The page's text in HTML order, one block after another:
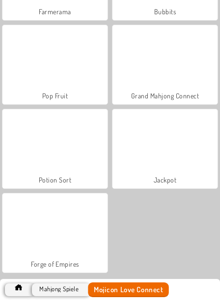
Farmerama Bubbits
Pop Fruit Grand Mahjong Connect
Potion Sort Jackpot
Forge of Empires
Mahjong Spiele Mojicon Love Connect